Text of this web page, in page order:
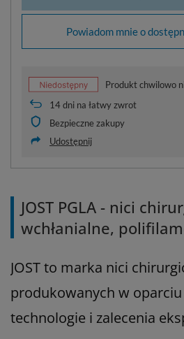
Powiadom mnie o
Produkt chwilowo
14dni na łatwy zwrot
Bezpieczne zakupy
Udostępnij
JOST PGLA - nici
wchłanialne,
JOST to marka nici
produkowanych w
technologie i zalecenia